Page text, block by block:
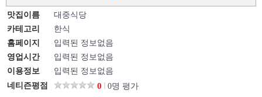
맛집이름
대중식당
카테고리
한식
홈페이지
입력된 정보없음
영업시간
입력된 정보없음
이용정보
입력된 정보없음
네티즌평점
0 0명 평가